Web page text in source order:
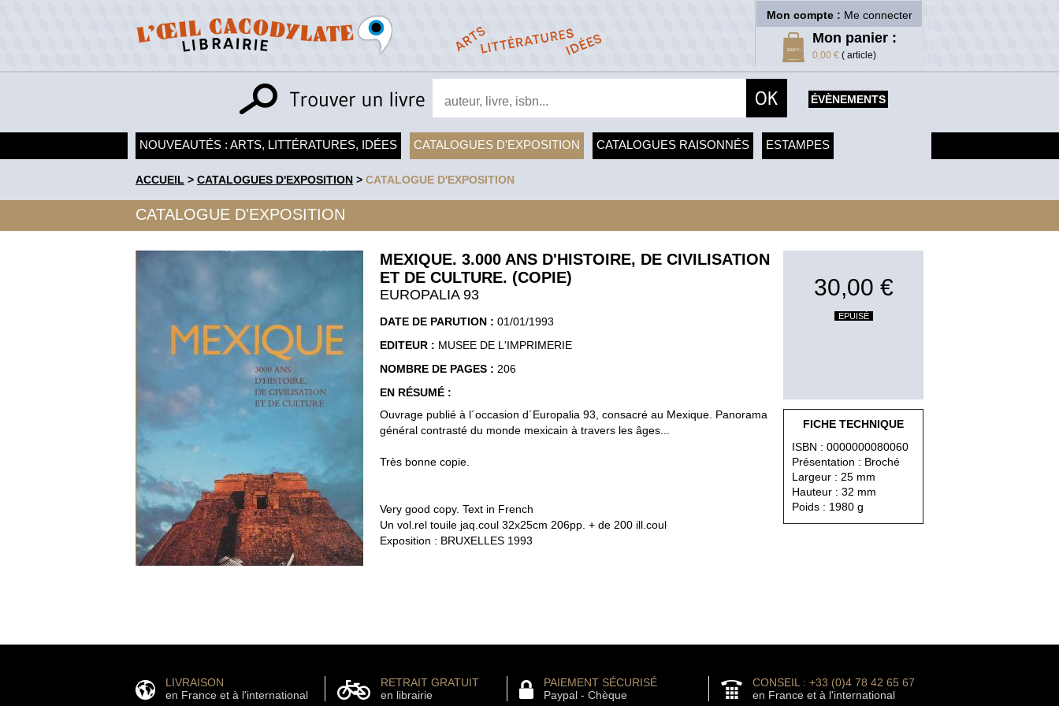
Mon compte : Me connecter
Mon panier :
0,00 € ( article)
ÉVÈNEMENTS
NOUVEAUTÉS : ARTS, LITTÉRATURES, IDÉES CATALOGUES D'EXPOSITION CATALOGUES RAISONNÉS ESTAMPES
ACCUEIL > CATALOGUES D'EXPOSITION > CATALOGUE D'EXPOSITION
CATALOGUE D'EXPOSITION
MEXIQUE. 3.000 ANS D'HISTOIRE, DE CIVILISATION
ET DE CULTURE. (COPIE)
EUROPALIA 93
DATE DE PARUTION : 01/01/1993
EDITEUR : MUSEE DE L'IMPRIMERIE
NOMBRE DE PAGES : 206
EN RÉSUMÉ :
Ouvrage publié à l´occasion d´Europalia 93, consacré au Mexique. Panorama
général contrasté du monde mexicain à travers les âges...
Très bonne copie.
Very good copy. Text in French
Un vol.rel touile jaq.coul 32x25cm 206pp. + de 200 ill.coul
Exposition : BRUXELLES 1993
30,00 €
EPUISÉ
FICHE TECHNIQUE
ISBN : 0000000080060
Présentation : Broché
Largeur : 25 mm
Hauteur : 32 mm
Poids : 1980 g
LIVRAISON
en France et à l'international
RETRAIT GRATUIT
en librairie
PAIEMENT SÉCURISÉ
Paypal - Chèque
CONSEIL : +33 (0)4 78 42 65 67
en France et à l'international